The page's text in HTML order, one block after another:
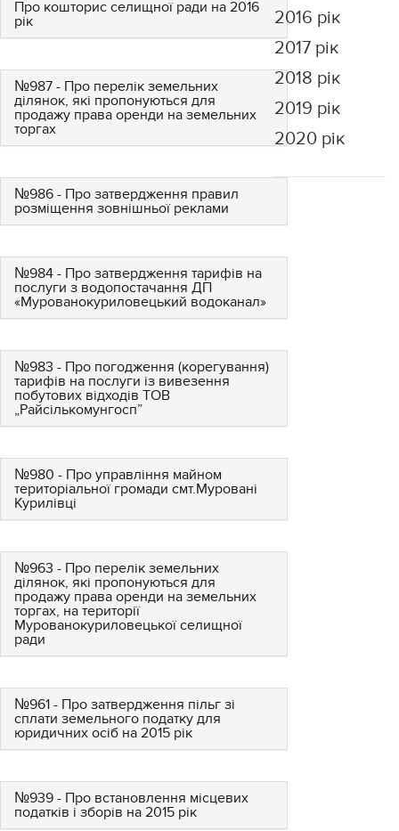
Про кошторис селищної ради на 2016
рік
№987 - Про перелік земельних
ділянок, які пропонуються для
продажу права оренди на земельних
торгах
№986 - Про затвердження правил
розміщення зовнішньої реклами
№984 - Про затвердження тарифів на
послуги з водопостачання ДП
«Мурованокуриловецький водоканал»
№983 - Про погодження (корегування)
тарифів на послуги із вивезення
побутових відходів ТОВ
„Райсількомунгосп”
№980 - Про управління майном
територіальної громади смт.Муровані
Курилівці
№963 - Про перелік земельних
ділянок, які пропонуються для
продажу права оренди на земельних
торгах, на території
Мурованокуриловецької селищної
ради
№961 - Про затвердження пільг зі
сплати земельного податку для
юридичних осіб на 2015 рік
№939 - Про встановлення місцевих
податків і зборів на 2015 рік
2016 рік
2017 рік
2018 рік
2019 рік
2020 рік